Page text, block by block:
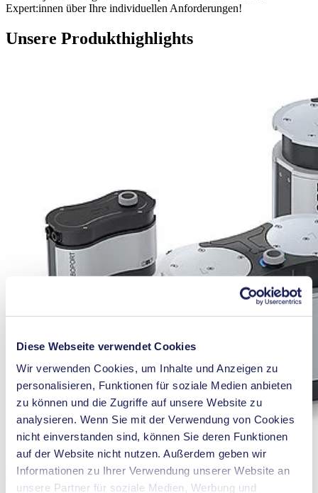
Diese Webseite verwendet Cookies
Wir verwenden Cookies, um Inhalte und Anzeigen zu
personalisieren, Funktionen für soziale Medien anbieten
zu können und die Zugriffe auf unsere Website zu
analysieren. Wenn Sie mit der Verwendung von Cookies
nicht einverstanden sind, können Sie deren Funktionen
auf der Website nicht nutzen. Außerdem geben wir
Informationen zu Ihrer Verwendung unserer Website an
unsere Partner für soziale Medien, Werbung und
Expert:innen über Ihre individuellen Anforderungen!
Unsere Produkthighlights
Membran-Vakuumpumpe